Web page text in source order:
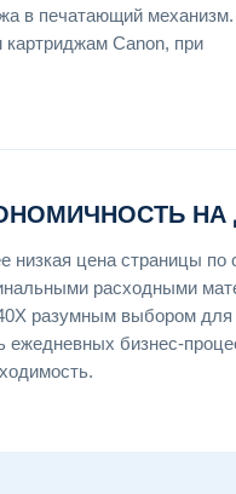
в печатающий механизм.
картриджам Canon, при
НА
низкая цена страницы по
расходными
разумным выбором для
ежедневных бизнес-